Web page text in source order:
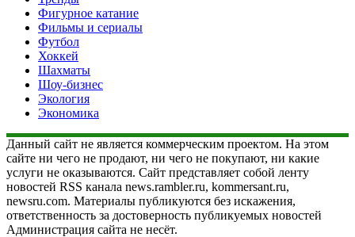
Фигурное катание
Фильмы и сериалы
Футбол
Хоккей
Шахматы
Шоу-бизнес
Экология
Экономика
Данный сайт не является коммерческим проектом. На этом
сайте ни чего не продают, ни чего не покупают, ни какие
услуги не оказываются. Сайт представляет собой ленту
новостей RSS канала news.rambler.ru, kommersant.ru,
newsru.com. Материалы публикуются без искажения,
ответственность за достоверность публикуемых новостей
Администрация сайта не несёт.